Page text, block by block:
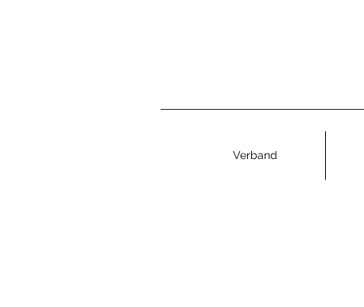
Verband